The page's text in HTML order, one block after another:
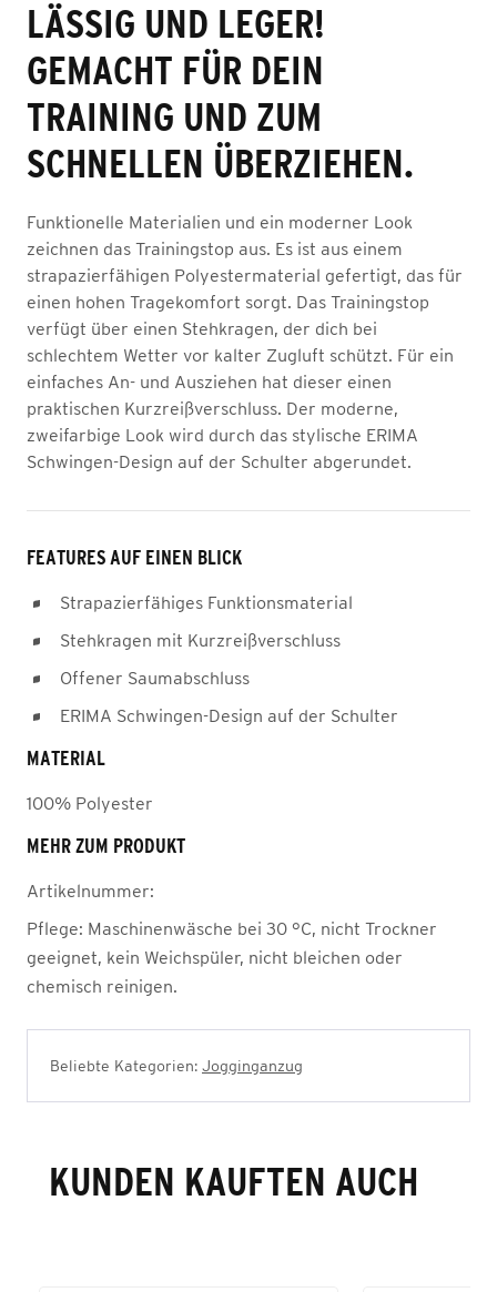
LÄSSIG UND LEGER!
GEMACHT FÜR DEIN
TRAINING UND ZUM
SCHNELLEN ÜBERZIEHEN.
Funktionelle Materialien und ein moderner Look
zeichnen das Trainingstop aus. Es ist aus einem
strapazierfähigen Polyestermaterial gefertigt, das für
einen hohen Tragekomfort sorgt. Das Trainingstop
verfügt über einen Stehkragen, der dich bei
schlechtem Wetter vor kalter Zugluft schützt. Für ein
einfaches An- und Ausziehen hat dieser einen
praktischen Kurzreißverschluss. Der moderne,
zweifarbige Look wird durch das stylische ERIMA
Schwingen-Design auf der Schulter abgerundet.
FEATURES AUF EINEN BLICK
Strapazierfähiges Funktionsmaterial
Stehkragen mit Kurzreißverschluss
Offener Saumabschluss
ERIMA Schwingen-Design auf der Schulter
MATERIAL
100% Polyester
MEHR ZUM PRODUKT
Artikelnummer:
Pflege: Maschinenwäsche bei 30 °C, nicht Trockner
geeignet, kein Weichspüler, nicht bleichen oder
chemisch reinigen.
Beliebte Kategorien: Jogginganzug
KUNDEN KAUFTEN AUCH